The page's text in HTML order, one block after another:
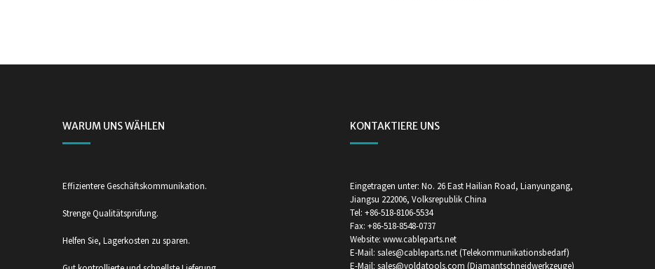
WARUM UNS WÄHLEN
Effizientere Geschäftskommunikation.
Strenge Qualitätsprüfung.
Helfen Sie, Lagerkosten zu sparen.
KONTAKTIERE UNS
Eingetragen unter: No. 26 East Hailian Road, Lianyungang,
Jiangsu 222006, Volksrepublik China
Tel: +86-518-8106-5534
Fax: +86-518-8548-0737
Website: www.cableparts.net
E-Mail: sales@cableparts.net (Telekommunikationsbedarf)
E-Mail: sales@voldatools.com (Diamantschneidwerkzeuge)